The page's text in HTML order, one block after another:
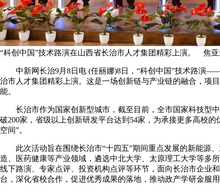
“科创中国”技术路演在山西省长治市人才集团精彩上演。 焦
中新网长治9月8日电 (任丽娜)8日，“科创中国”技术路演
治市人才集团精彩上演。这是一场创新链与产业链的融合，项
能。
长治市作为国家创新型城市，截至目前，全市国家科技型中
破200家，省级以上创新研发平台达到54家，为承接更多高校
空间”。
此次活动旨在围绕长治市“十四五”期间重点发展的新能源、
造、医药健康等产业领域，遴选中北大学、太原理工大学等多
线下路演、专家点评、投资机构点评等环节，面向长治市企业
台，深化省校合作，促进优秀成果的落地，推动政产学研金服